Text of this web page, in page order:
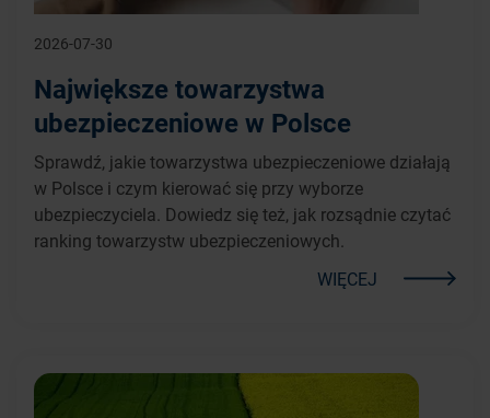
2026-07-30
Największe towarzystwa
ubezpieczeniowe w Polsce
Sprawdź, jakie towarzystwa ubezpieczeniowe działają
w Polsce i czym kierować się przy wyborze
ubezpieczyciela. Dowiedz się też, jak rozsądnie czytać
ranking towarzystw ubezpieczeniowych.
WIĘCEJ